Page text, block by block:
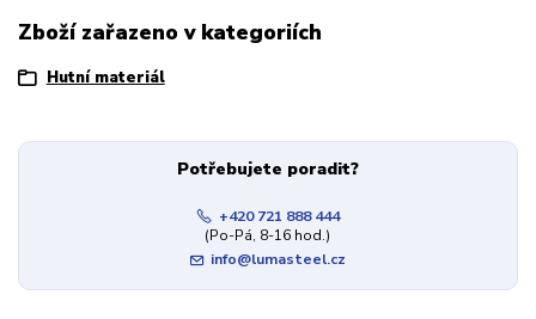
Zboží zařazeno v kategoriích
Hutní materiál
Potřebujete poradit?
+420 721 888 444
(Po-Pá, 8-16 hod.)
info@lumasteel.cz